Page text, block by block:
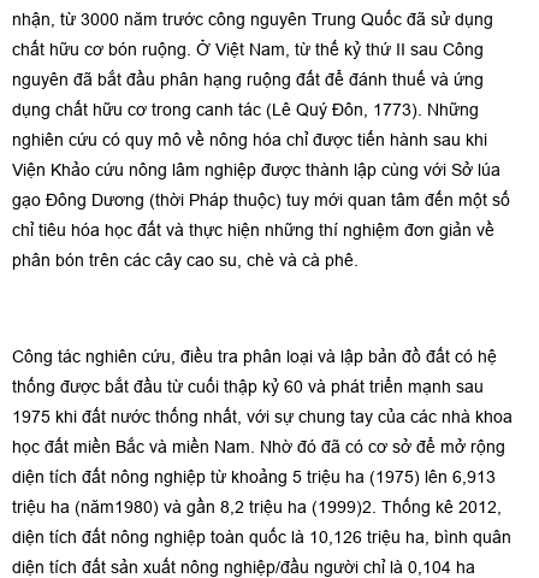
nhận, từ 3000 năm trước công nguyên Trung Quốc đã sử dụng
chất hữu cơ bón ruộng. Ở Việt Nam, từ thế kỷ thứ II sau Công
nguyên đã bắt đầu phân hạng ruộng đất để đánh thuế và ứng
dụng chất hữu cơ trong canh tác (Lê Quý Đôn, 1773). Những
nghiên cứu có quy mô về nông hóa chỉ được tiến hành sau khi
Viện Khảo cứu nông lâm nghiệp được thành lập cùng với Sở lúa
gạo Đông Dương (thời Pháp thuộc) tuy mới quan tâm đến một số
chỉ tiêu hóa học đất và thực hiện những thí nghiệm đơn giản về
phân bón trên các cây cao su, chè và cà phê.
Công tác nghiên cứu, điều tra phân loại và lập bản đồ đất có hệ
thống được bắt đầu từ cuối thập kỷ 60 và phát triển mạnh sau
1975 khi đất nước thống nhất, với sự chung tay của các nhà khoa
học đất miền Bắc và miền Nam. Nhờ đó đã có cơ sở để mở rộng
diện tích đất nông nghiệp từ khoảng 5 triệu ha (1975) lên 6,913
triệu ha (năm1980) và gần 8,2 triệu ha (1999)2. Thống kê 2012,
diện tích đất nông nghiệp toàn quốc là 10,126 triệu ha, bình quân
diện tích đất sản xuất nông nghiệp/đầu người chỉ là 0,104 ha